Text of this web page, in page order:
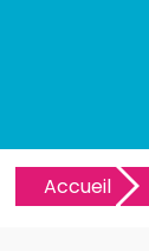
Accueil